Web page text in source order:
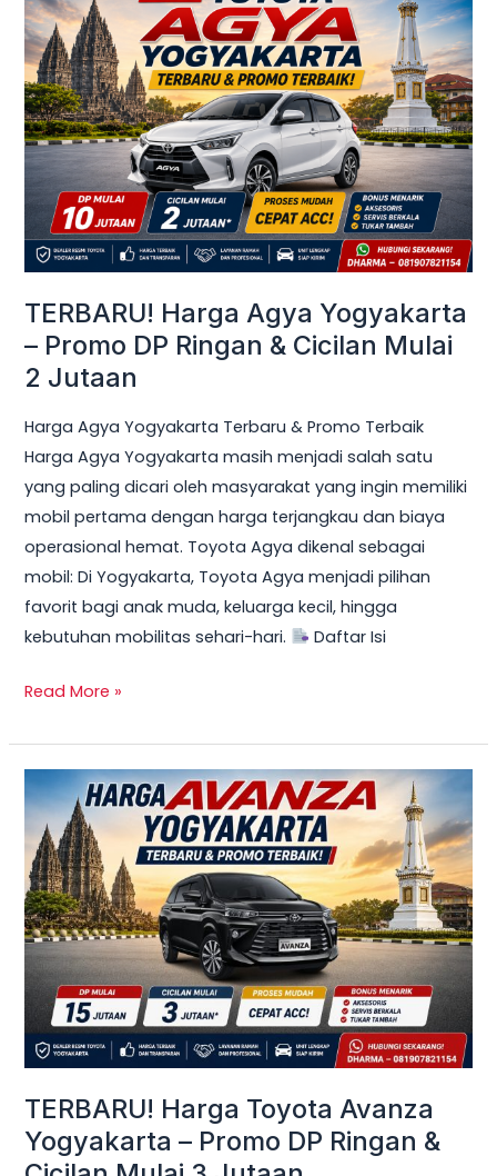
TERBARU! Harga Agya Yogyakarta
– Promo DP Ringan & Cicilan Mulai
2 Jutaan
Harga Agya Yogyakarta Terbaru & Promo Terbaik
Harga Agya Yogyakarta masih menjadi salah satu
yang paling dicari oleh masyarakat yang ingin memiliki
mobil pertama dengan harga terjangkau dan biaya
operasional hemat. Toyota Agya dikenal sebagai
mobil: Di Yogyakarta, Toyota Agya menjadi pilihan
favorit bagi anak muda, keluarga kecil, hingga
kebutuhan mobilitas sehari-hari.
Daftar Isi
Harga
Agya
Yogyakarta
–
Promo
DP
Ringan
Cicilan
2
Jutaan
Read More »
TERBARU! Harga Toyota Avanza
Yogyakarta – Promo DP Ringan &
TERBARU!
Harga
Toyota
Avanza
Yogyakarta
–
Promo
DP
Ringan
&
Mulai
3